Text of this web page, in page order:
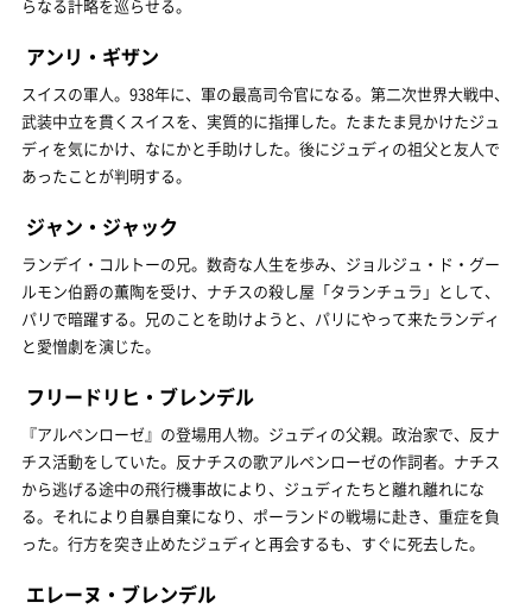
らなる計略を巡らせる。
アンリ・ギザン
スイスの軍人。938年に、軍の最高司令官になる。第二次世界大戦中、
武装中立を貫くスイスを、実質的に指揮した。たまたま見かけたジュ
ディを気にかけ、なにかと手助けした。後にジュディの祖父と友人で
あったことが判明する。
ジャン・ジャック
ランデイ・コルトーの兄。数奇な人生を歩み、ジョルジュ・ド・グー
ルモン伯爵の薫陶を受け、ナチスの殺し屋「タランチュラ」として、
パリで暗躍する。兄のことを助けようと、パリにやって来たランディ
と愛憎劇を演じた。
フリードリヒ・ブレンデル
『アルペンローゼ』の登場用人物。ジュディの父親。政治家で、反ナ
チス活動をしていた。反ナチスの歌アルペンローゼの作詞者。ナチス
から逃げる途中の飛行機事故により、ジュディたちと離れ離れにな
る。それにより自暴自棄になり、ポーランドの戦場に赴き、重症を負
った。行方を突き止めたジュディと再会するも、すぐに死去した。
エレーヌ・ブレンデル